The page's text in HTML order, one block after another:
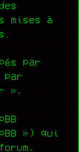
mises à
par
par
»,
») qui